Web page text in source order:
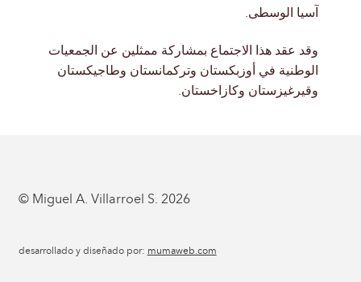
آسيا الوسطى
وقد عقد هذا الاجتماع بمشاركة ممثلين عن الجمعيات
الوطنية في أوزبكستان وتركمانستان وطاجيكستان
وقيرغيزستان وكازاخستان.
© Miguel A. Villarroel S. 2026
desarrollado y diseñado por: mumaweb.com